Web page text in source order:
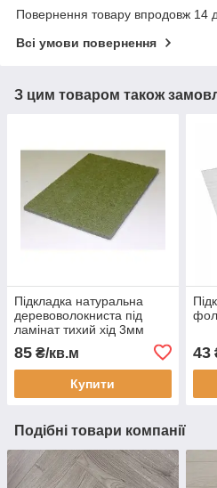
Повернення товару впродовж 14
Всі умови повернення
З цим товаром також
Підкладка натуральна
деревоволокниста під
ламінат тихий хід 3мм
85 ₴/кв.м
Купити
43
Подібні товари компанії